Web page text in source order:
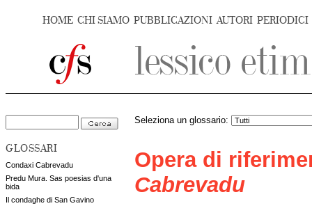
HOME CHI SIAMO PUBBLICAZIONI AUTORI PERIODICI
GLOSSARI
Condaxi Cabrevadu
Predu Mura. Sas poesias d'una
bida
Il condaghe di San Gavino
Seleziona un glossario:
Opera di
Cabrevadu